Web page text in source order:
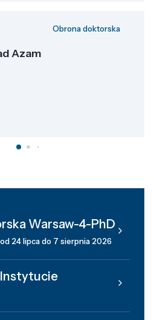
Obrona doktorska
Azam
Warsaw-4-PhD
24 lipca do 7 sierpnia 2026